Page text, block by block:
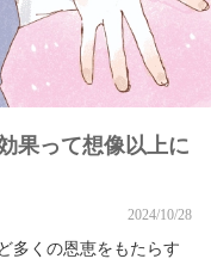
果って想像以上に
2024/10/28
多くの恩恵をもたらす